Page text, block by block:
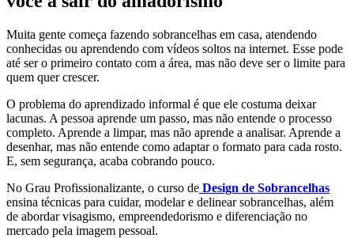
Muita gente começa fazendo sobrancelhas em casa, atendendo
conhecidas ou aprendendo com vídeos soltos na internet. Esse pode
até ser o primeiro contato com a área, mas não deve ser o limite para
quem quer crescer.
O problema do aprendizado informal é que ele costuma deixar
lacunas. A pessoa aprende um passo, mas não entende o processo
completo. Aprende a limpar, mas não aprende a analisar. Aprende a
desenhar, mas não entende como adaptar o formato para cada rosto.
E, sem segurança, acaba cobrando pouco.
No Grau Profissionalizante, o curso de Design de Sobrancelhas
ensina técnicas para cuidar, modelar e delinear sobrancelhas, além
de abordar visagismo, empreendedorismo e diferenciação no
mercado pela imagem pessoal.